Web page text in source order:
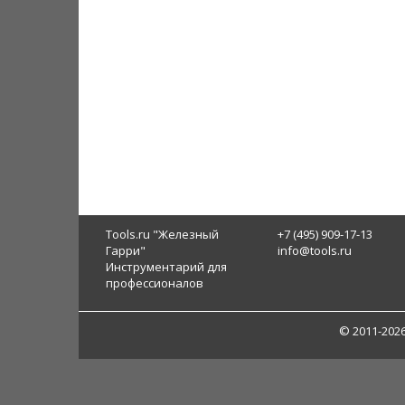
Tools.ru "Железный
Гарри"
Инструментарий для
профессионалов
+7 (495) 909-17-13
info@tools.ru
© 2011-